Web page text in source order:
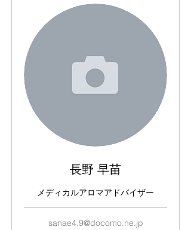
長野 早苗
メディカルアロマアドバイザー
sanae4.9@docomo.ne.jp